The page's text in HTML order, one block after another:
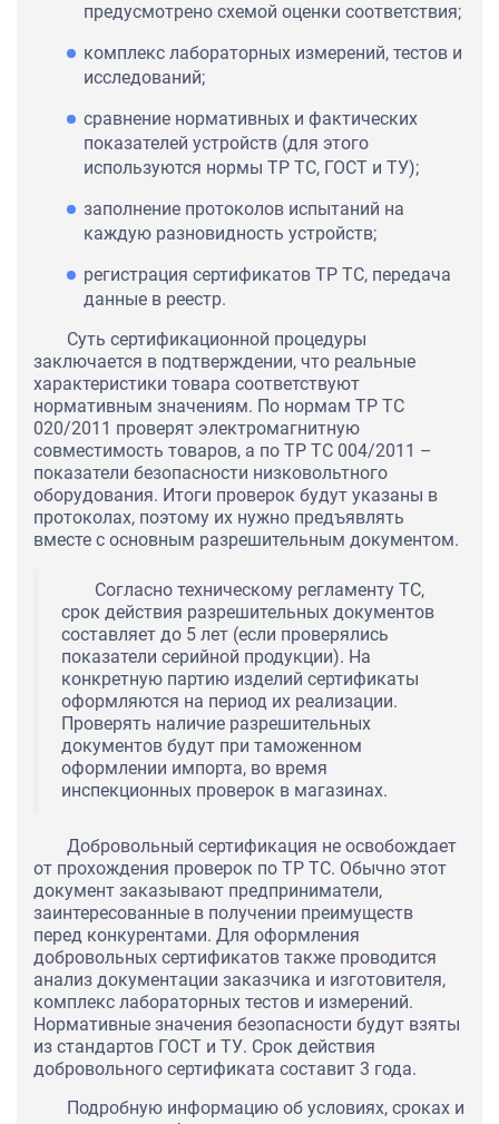
предусмотрено схемой оценки соответствия;
комплекс лабораторных измерений, тестов и
исследований;
сравнение нормативных и фактических
показателей устройств (для этого
используются нормы ТР ТС, ГОСТ и ТУ);
заполнение протоколов испытаний на
каждую разновидность устройств;
регистрация сертификатов ТР ТС, передача
данные в реестр.
Суть сертификационной процедуры
заключается в подтверждении, что реальные
характеристики товара соответствуют
нормативным значениям. По нормам ТР ТС
020/2011 проверят электромагнитную
совместимость товаров, а по ТР ТС 004/2011 –
показатели безопасности низковольтного
оборудования. Итоги проверок будут указаны в
протоколах, поэтому их нужно предъявлять
вместе с основным разрешительным документом.
Согласно техническому регламенту ТС,
срок действия разрешительных документов
составляет до 5 лет (если проверялись
показатели серийной продукции). На
конкретную партию изделий сертификаты
оформляются на период их реализации.
Проверять наличие разрешительных
документов будут при таможенном
оформлении импорта, во время
инспекционных проверок в магазинах.
Добровольный сертификация не освобождает
от прохождения проверок по ТР ТС. Обычно этот
документ заказывают предприниматели,
заинтересованные в получении преимуществ
перед конкурентами. Для оформления
добровольных сертификатов также проводится
анализ документации заказчика и изготовителя,
комплекс лабораторных тестов и измерений.
Нормативные значения безопасности будут взяты
из стандартов ГОСТ и ТУ. Срок действия
добровольного сертификата составит 3 года.
Подробную информацию об условиях, сроках и